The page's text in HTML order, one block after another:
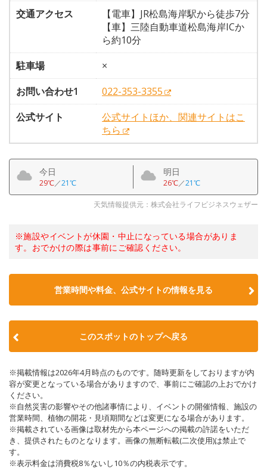
交通アクセス
【電車】JR松島海岸駅から徒歩7分
【車】三陸自動車道松島海岸ICか
ら約10分
駐車場
×
お問い合わせ1
022-353-3355
公式サイト
公式サイトほか、関連サイトはこ
ちら
今日
29℃／21℃
明日
26℃／21℃
天気情報提供元：株式会社ライフビジネスウェザー
※施設やイベントが休園・中止になっている場合がありま
す。おでかけの際は事前にご確認ください。
営業時間や料金、公式サイトの情報を見る
このスポットのトップへ戻る
※掲載情報は2026年4月時点のものです。随時更新をしておりますが内
容が変更となっている場合がありますので、事前にご確認の上おでかけ
ください。
※自然災害の影響やその他諸事情により、イベントの開催情報、施設の
営業時間、植物の開花・見頃期間などは変更になる場合があります。
※掲載されている画像は取材先から本ページへの掲載の許諾をいただ
き、提供されたものとなります。画像の無断転載(二次使用)は禁止で
す。
※表示料金は消費税8％ないし10％の内税表示です。